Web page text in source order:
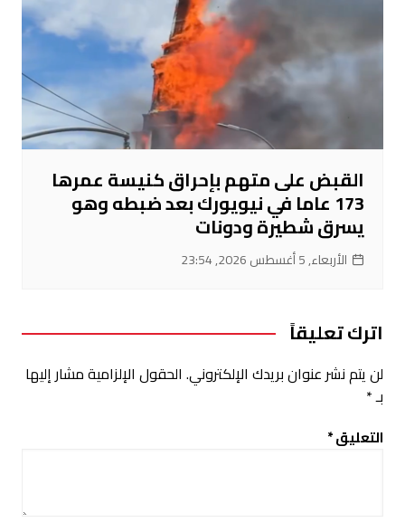
القبض على متهم بإحراق كنيسة عمرها
173 عاما في نيويورك بعد ضبطه وهو
يسرق شطيرة ودونات
الأربعاء, 5 أغسطس 2026, 23:54
اترك تعليقاً
لن يتم نشر عنوان بريدك الإلكتروني. الحقول الإلزامية مشار إليها
بـ*
التعليق*